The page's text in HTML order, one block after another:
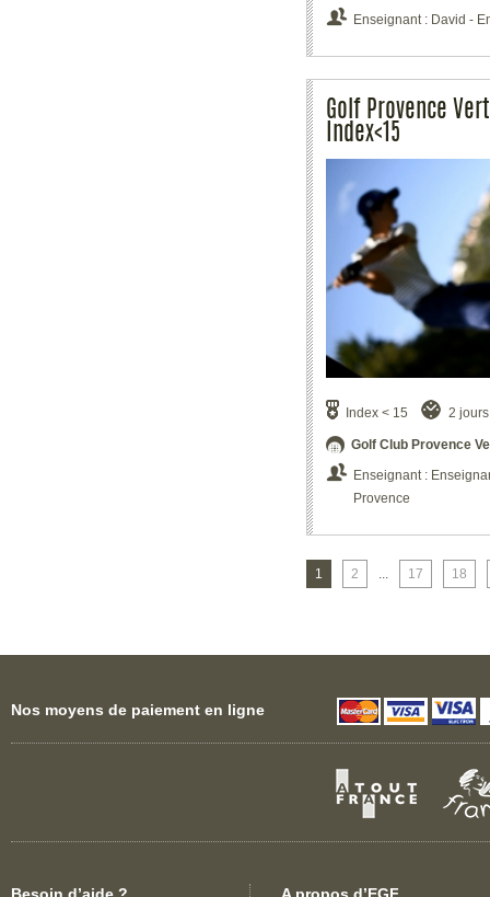
Enseignant : David -
Golf Provence
Index<15
Index < 15 2 jours
Golf Club Provence
Enseignant :
Provence
1 2 ... 17 18
Nos moyens de paiement en ligne